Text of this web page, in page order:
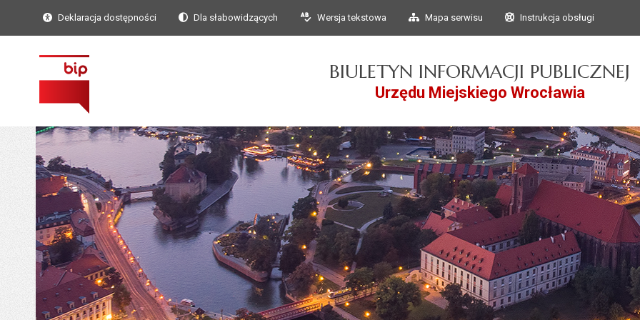
Przejdź do głównego
Przejdź do treści
Deklaracja dostępności Dla słabowidzących Wersja tekstowa Mapa serwisu Instrukcja obsługi
BIULETYN INFORMACJI PUBLICZNEJ
Urzędu Miejskiego Wrocławia